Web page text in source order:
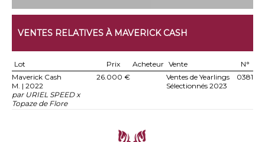
VENTES RELATIVES À MAVERICK CASH
Lot Prix Acheteur Vente
N°
Maverick Cash
M. | 2022
par URIEL SPEED x
Topaze de Flore
26.000 €
Ventes de Yearlings
Sélectionnés 2023
0381